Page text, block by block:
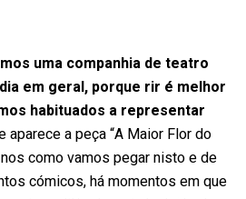
uma companhia de teatro
em geral, porque rir é melhor
habituados a representar
aparece a peça “A Maior Flor do
como vamos pegar nisto e de
cómicos, há momentos em que